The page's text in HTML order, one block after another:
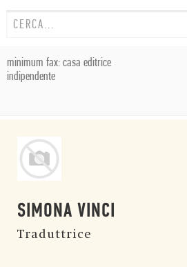
minimum fax: casa editrice
indipendente
SIMONA VINCI
Traduttrice